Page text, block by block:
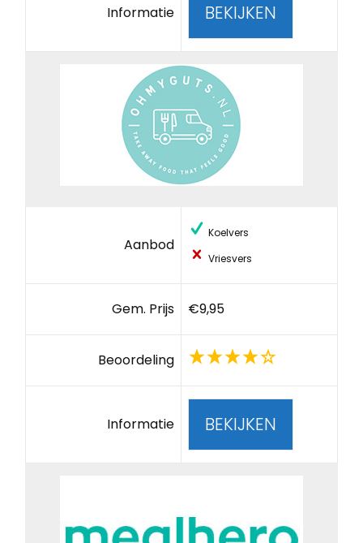
Informatie BEKIJKEN
Aanbod
Koelvers
Vriesvers
Gem. Prijs €9,95
Beoordeling
Informatie BEKIJKEN